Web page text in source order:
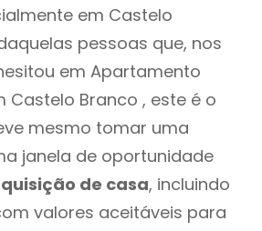
em Castelo
pessoas que, nos
em Apartamento
Castelo Branco , este é o
mesmo tomar uma
janela de oportunidade
de casa, incluindo
valores aceitáveis para